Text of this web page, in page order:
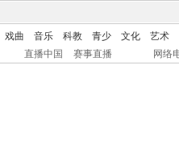
戏曲 音乐 科教 青少 文化
艺术
直播中国 赛事直播 网络